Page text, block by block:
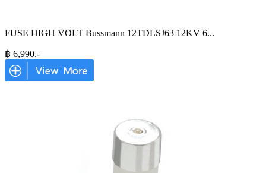
FUSE HIGH VOLT Bussmann 12TDLSJ63 12KV 6...
฿ 6,990.-